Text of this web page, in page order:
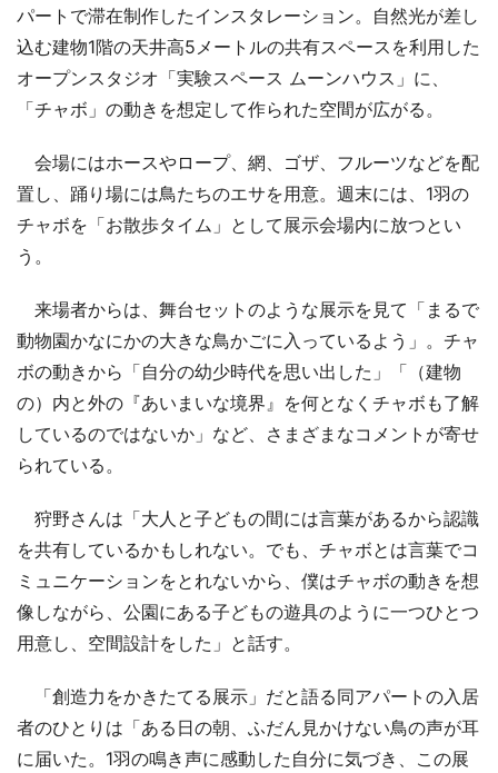
パートで滞在制作したインスタレーション。自然光が差し
込む建物1階の天井高5メートルの共有スペースを利用した
オープンスタジオ「実験スペース ムーンハウス」に、
「チャボ」の動きを想定して作られた空間が広がる。
会場にはホースやロープ、網、ゴザ、フルーツなどを配
置し、踊り場には鳥たちのエサを用意。週末には、1羽の
チャボを「お散歩タイム」として展示会場内に放つとい
う。
来場者からは、舞台セットのような展示を見て「まるで
動物園かなにかの大きな鳥かごに入っているよう」。チャ
ボの動きから「自分の幼少時代を思い出した」「（建物
の）内と外の『あいまいな境界』を何となくチャボも了解
しているのではないか」など、さまざまなコメントが寄せ
られている。
狩野さんは「大人と子どもの間には言葉があるから認識
を共有しているかもしれない。でも、チャボとは言葉でコ
ミュニケーションをとれないから、僕はチャボの動きを想
像しながら、公園にある子どもの遊具のように一つひとつ
用意し、空間設計をした」と話す。
「創造力をかきたてる展示」だと語る同アパートの入居
者のひとりは「ある日の朝、ふだん見かけない鳥の声が耳
に届いた。1羽の鳴き声に感動した自分に気づき、この展